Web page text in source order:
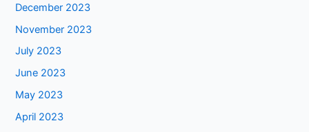
December 2023
November 2023
July 2023
June 2023
May 2023
April 2023